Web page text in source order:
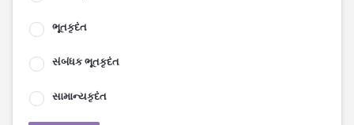
ભૂતકૃદંત
સંબંધક ભૂતકૃદંત
સામાન્યકૃદંત